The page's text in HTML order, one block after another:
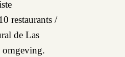
restaurants /
de Las
omgeving.